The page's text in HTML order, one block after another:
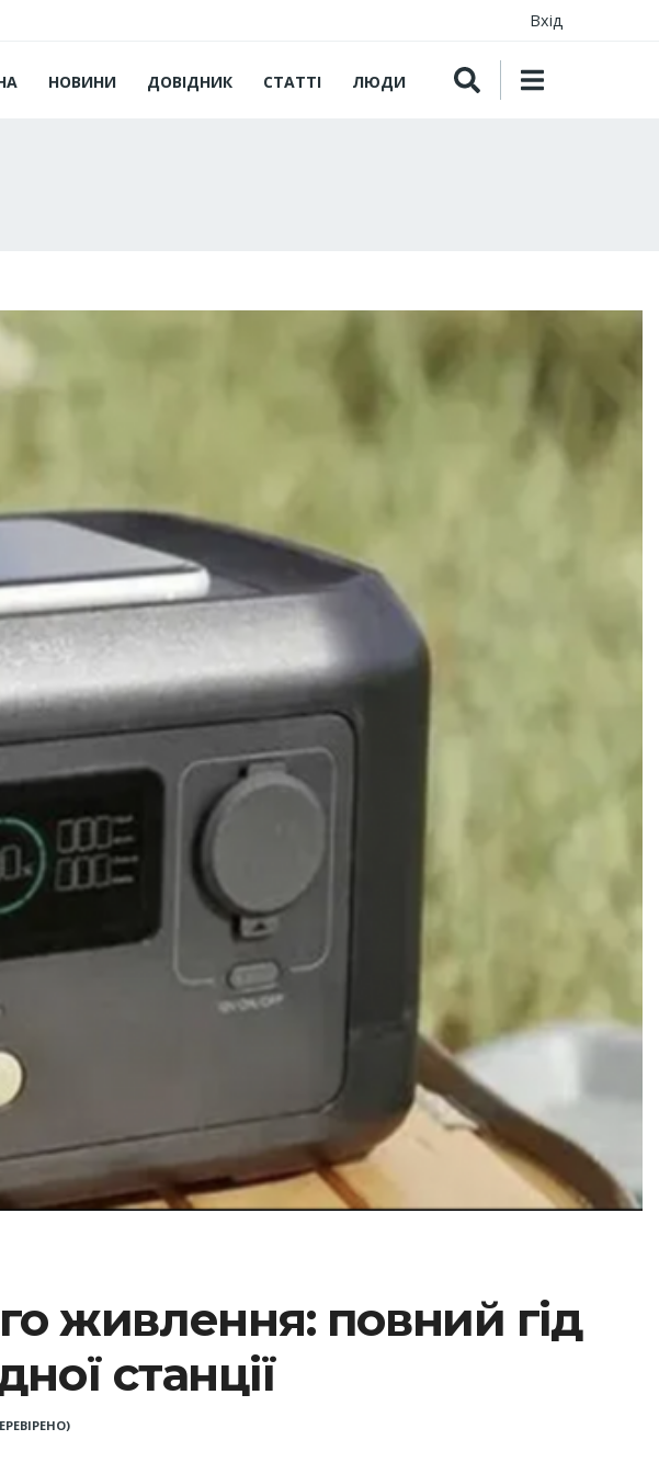
Вхід
НОВИНИ ДОВІДНИК СТАТТІ ЛЮДИ
живлення: повний гід
станції